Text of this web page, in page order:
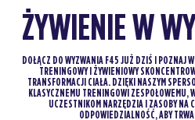
ŻYWIENIE W
DOŁĄCZ DO WYZWANIA F45 JUŻ DZIŚ I POZNAJ
TRENINGOWY I ŻYWIENIOWY
TRANSFORMACJI CIAŁA. DZIĘKI NASZYM
KLASYCZNEMU TRENINGOWI ZESPOŁOWEMU,
UCZESTNIKOM NARZĘDZIA I ZASOBY NA
ODPOWIEDZIALNOŚĆ, ABY